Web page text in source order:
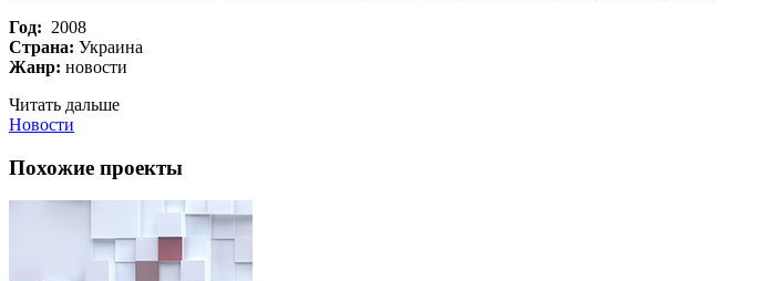
Год: 2008
Страна: Украина
Жанр: новости
Читать дальше
Новости
Похожие проекты